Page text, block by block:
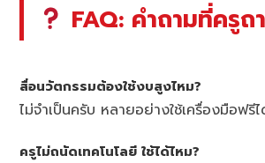
FAQ: คำถามที่ครู
สื่อนวัตกรรมต้องใช้งบสูงไหม?
ไม่จำเป็นครับ หลายอย่างใช้เครื่องมือฟรี
ครูไม่ถนัดเทคโนโลยี ใช้ได้ไหม?